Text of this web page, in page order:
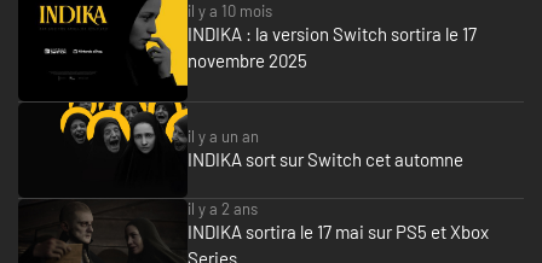
La connexion inhabituelle d'Indikaavec le
au-delà de la sécurité des murs du monastère. Le monde qu'elle découvre
ne peut être décrit que comme un mélange sauvage de comédie et de
tragédie tout droit sorti des romans de Dostoïevski et de Boulgakov.
il y a 10 mois
INDIKA : la version Switch sortira le 17
novembre 2025
il y a un an
INDIKA sort sur Switch cet automne
il y a 2 ans
INDIKA sortira le 17 mai sur PS5 et Xbox
Series